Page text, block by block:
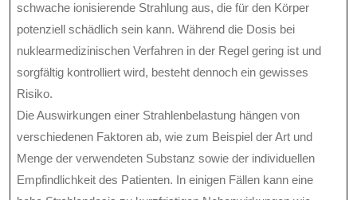
schwache ionisierende Strahlung aus, die für den Körper
potenziell schädlich sein kann. Während die Dosis bei
nuklearmedizinischen Verfahren in der Regel gering ist und
sorgfältig kontrolliert wird, besteht dennoch ein gewisses
Risiko.
Die Auswirkungen einer Strahlenbelastung hängen von
verschiedenen Faktoren ab, wie zum Beispiel der Art und
Menge der verwendeten Substanz sowie der individuellen
Empfindlichkeit des Patienten. In einigen Fällen kann eine